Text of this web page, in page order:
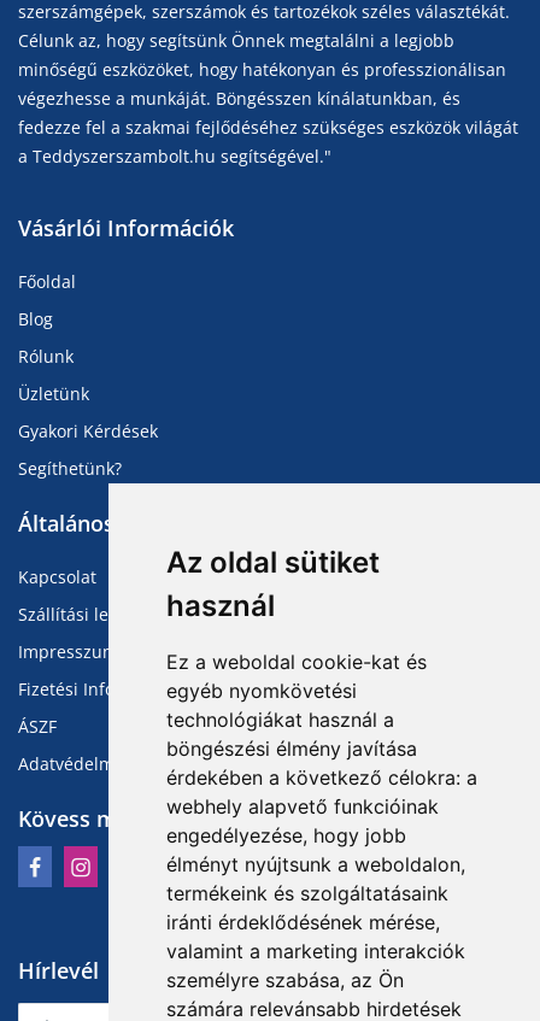
Az oldal sütiket
használ
Ez a weboldal cookie-kat és
egyéb nyomkövetési
technológiákat használ a
böngészési élmény javítása
érdekében a következő célokra: a
webhely alapvető funkcióinak
engedélyezése, hogy jobb
élményt nyújtsunk a weboldalon,
termékeink és szolgáltatásaink
iránti érdeklődésének mérése,
valamint a marketing interakciók
személyre szabása, az Ön
számára relevánsabb hirdetések
szerszámgépek, szerszámok és tartozékok széles választékát.
Célunk az, hogy segítsünk Önnek megtalálni a legjobb
minőségű eszközöket, hogy hatékonyan és professzionálisan
végezhesse a munkáját. Böngésszen kínálatunkban, és
fedezze fel a szakmai fejlődéséhez szükséges eszközök világát
a Teddyszerszambolt.hu segítségével."
Vásárlói Információk
Főoldal
Blog
Rólunk
Üzletünk
Gyakori Kérdések
Segíthetünk?
Általános Információk
Kapcsolat
Szállítási lehetőségek
Impresszum
Fizetési Információk
ÁSZF
Adatvédelmi Tájékoztató
Kövess minket
Hírlevél